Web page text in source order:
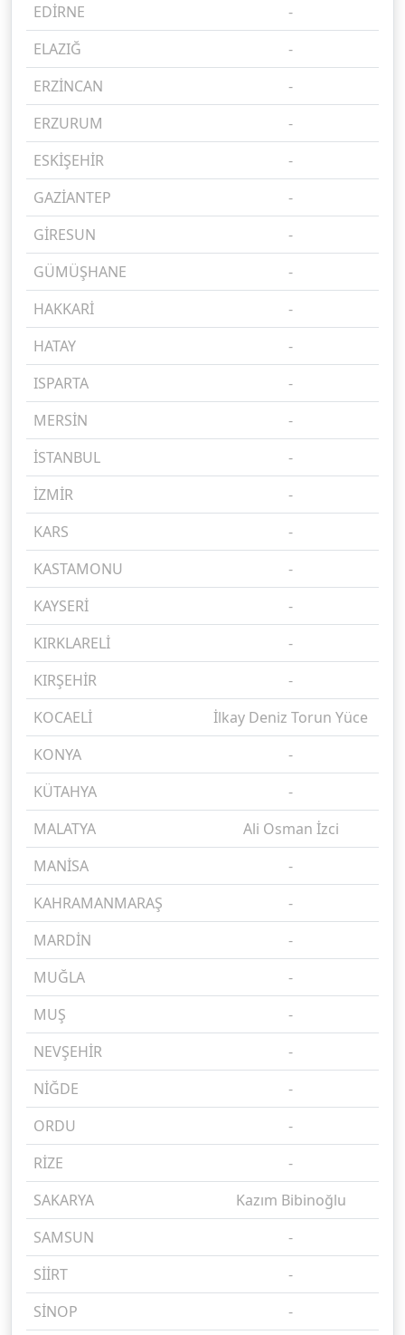
EDİRNE
-
ELAZIĞ
-
ERZİNCAN
-
ERZURUM
-
ESKİŞEHİR
-
GAZİANTEP
-
GİRESUN
-
GÜMÜŞHANE
-
HAKKARİ
-
HATAY
-
ISPARTA
-
MERSİN
-
İSTANBUL
-
İZMİR
-
KARS
-
KASTAMONU
-
KAYSERİ
-
KIRKLARELİ
-
KIRŞEHİR
-
KOCAELİ
İlkay Deniz Torun Yüce
KONYA
-
KÜTAHYA
-
MALATYA
Ali Osman İzci
MANİSA
-
KAHRAMANMARAŞ
-
MARDİN
-
MUĞLA
-
MUŞ
-
NEVŞEHİR
-
NİĞDE
-
ORDU
-
RİZE
-
SAKARYA
Kazım Bibinoğlu
SAMSUN
-
SİİRT
-
SİNOP
-